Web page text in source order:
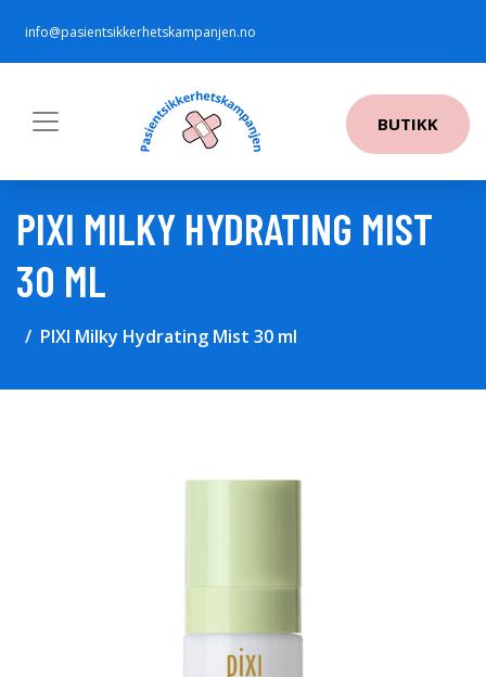
info@pasientsikkerhetskampanjen.no
BUTIKK
PIXI MILKY HYDRATING MIST
30 ML
PIXI Milky Hydrating Mist 30 ml